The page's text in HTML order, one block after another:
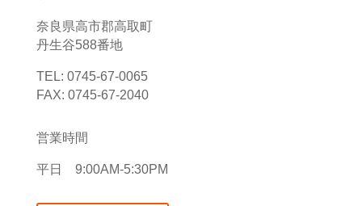
奈良県高市郡高取町
丹生谷588番地
TEL: 0745-67-0065
FAX: 0745-67-2040
営業時間
平日 9:00AM-5:30PM